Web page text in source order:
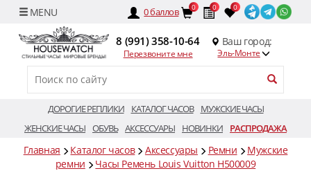
0баллов 0 0 0
8 (991) 358-10-64
Перезвоните мне
Ваш город:
Эль-Монте
ДОРОГИЕ РЕПЛИКИ КАТАЛОГ ЧАСОВ
МУЖСКИЕ ЧАСЫ
ЖЕНСКИЕ ЧАСЫ ОБУВЬ АКСЕССУАРЫ НОВИНКИ РАСПРОДАЖА
Главная Каталог часов Аксессуары Ремни
Мужские
ремни
Часы Ремень Louis Vuitton H500009